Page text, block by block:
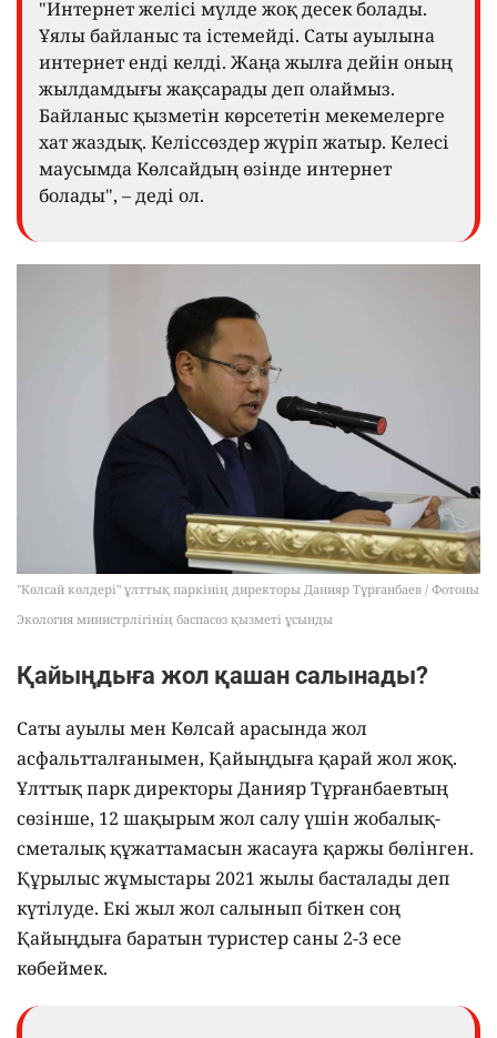
"Интернет желісі мүлде жоқ десек болады.
Ұялы байланыс та істемейді. Саты ауылына
интернет енді келді. Жаңа жылға дейін оның
жылдамдығы жақсарады деп олаймыз.
Байланыс қызметін көрсететін мекемелерге
хат жаздық. Келіссөздер жүріп жатыр. Келесі
маусымда Көлсайдың өзінде интернет
болады", – деді ол.
"Көлсай көлдері" ұлттық паркінің директоры Данияр Тұрғанбаев / Фотоны
Экология министрлігінің баспасөз қызметі ұсынды
Қайыңдыға жол қашан салынады?
Саты ауылы мен Көлсай арасында жол
асфальтталғанымен, Қайыңдыға қарай жол жоқ.
Ұлттық парк директоры Данияр Тұрғанбаевтың
сөзінше, 12 шақырым жол салу үшін жобалық-
сметалық құжаттамасын жасауға қаржы бөлінген.
Құрылыс жұмыстары 2021 жылы басталады деп
күтілуде. Екі жыл жол салынып біткен соң
Қайыңдыға баратын туристер саны 2-3 есе
көбеймек.